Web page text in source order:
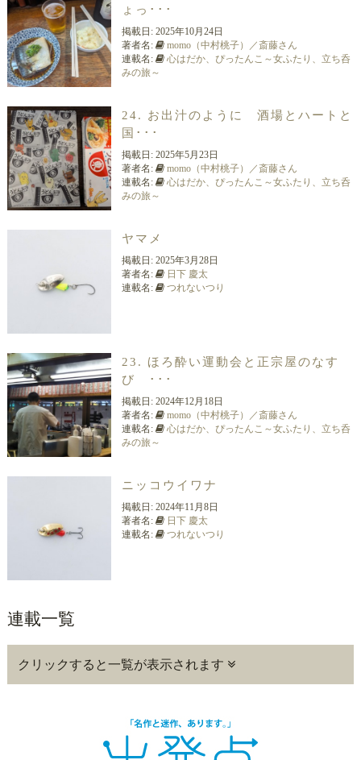
ょっ･･･
掲載日: 2025年10月24日
著者名:
momo（中村桃子）／斎藤さん
連載名:
心はだか、ぴったんこ～女ふたり、立ち呑
みの旅～
24. お出汁のように 酒場とハートと
国･･･
掲載日: 2025年5月23日
著者名:
momo（中村桃子）／斎藤さん
連載名:
心はだか、ぴったんこ～女ふたり、立ち呑
みの旅～
ヤマメ
掲載日: 2025年3月28日
著者名:
日下 慶太
連載名:
つれないつり
23. ほろ酔い運動会と正宗屋のなす
び ･･･
掲載日: 2024年12月18日
著者名:
momo（中村桃子）／斎藤さん
連載名:
心はだか、ぴったんこ～女ふたり、立ち呑
みの旅～
ニッコウイワナ
掲載日: 2024年11月8日
著者名:
日下 慶太
連載名:
つれないつり
連載一覧
クリックすると一覧が表示されます